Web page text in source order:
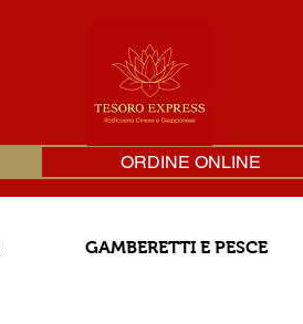
ORDINE ONLINE
GAMBERETTI E PESCE